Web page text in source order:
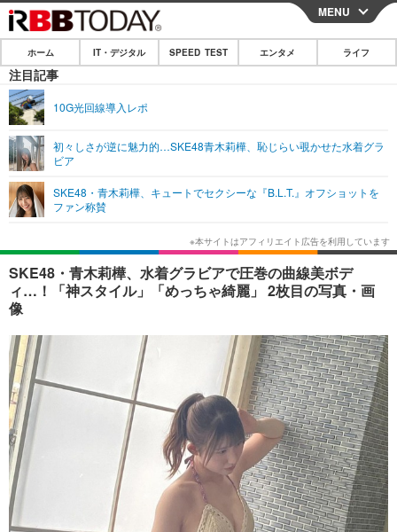
CLOSE
ホーム
IT・デジタル
ショッピング その他
SPEED TEST
エンタメ
エンタメTOP
韓国・芸能
音楽 スポーツ
その他
ライフ
ライフTOP グルメ
ペット ショッピング
リリース一覧
プッシュ通知の停止方法
MENU
ホーム IT・デジタル SPEED TEST エンタメ ライフ
注目記事
10G光回線導入レポ
初々しさが逆に魅力的…SKE48青木莉樺、恥じらい覗かせた水着グラ
ビア
SKE48・青木莉樺、キュートでセクシーな『B.L.T.』オフショットを
ファン称賛
SKE48・青木莉樺、水着グラビアで圧巻の曲線美ボデ
ィ…！「神スタイル」「めっちゃ綺麗」 2枚目の写真・画
像